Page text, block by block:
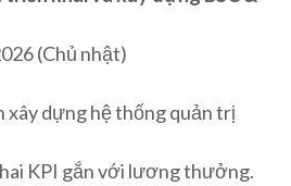
(Chủ nhật)
xây dựng hệ thống quản trị
KPI gắn với lương thưởng.